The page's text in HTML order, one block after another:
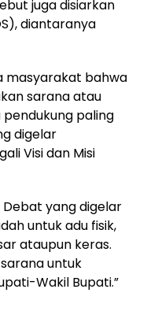
juga disiarkan
diantaranya
masyarakat bahwa
sarana atau
pendukung paling
digelar
Visi dan Misi
Debat yang digelar
untuk adu fisik,
ataupun keras.
untuk
Wakil Bupati.”